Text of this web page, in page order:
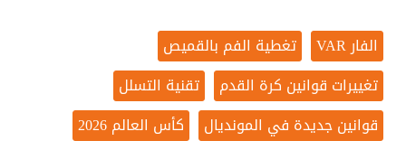
الفار VAR
تغطية الفم بالقميص
تغييرات قوانين كرة القدم
تقنية التسلل
قوانين جديدة في المونديال
كأس العالم 2026